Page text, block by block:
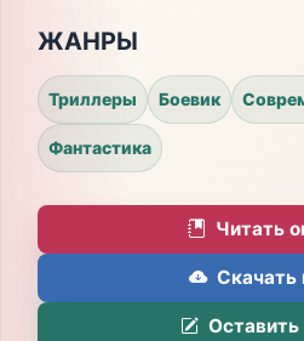
ЖАНРЫ
Триллеры Боевик
Фантастика
Читать
Скачать